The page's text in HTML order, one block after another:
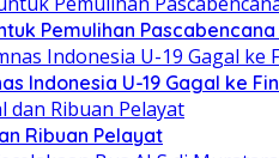
Pemulihan
Indonesia U-19 Gagal ke
Ribuan Pelayat